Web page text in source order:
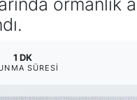
1 DK
SÜRESI